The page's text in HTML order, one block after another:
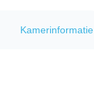
Kamerinformatie